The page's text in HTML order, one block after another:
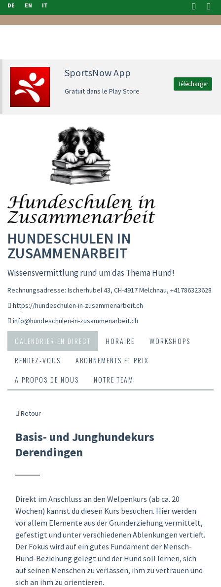
DE EN IT
SportsNow App
Gratuit dans le Play Store
Télécharger
HUNDESCHULEN IN
ZUSAMMENARBEIT
Wissensvermittlung rund um das Thema Hund!
Rechnungsadresse: Ischerhubel 43, CH-4917 Melchnau, +41786323628
https://hundeschulen-in-zusammenarbeit.ch
info@hundeschulen-in-zusammenarbeit.ch
CALENDRIER EN DIRECT HORAIRE
WORKSHOPS
RENDEZ-VOUS
ABONNEMENTS ET PRIX
A PROPOS DE NOUS
NOTRE TEAM
Retour
Basis- und Junghundekurs
Derendingen
Direkt im Anschluss an den Welpenkurs (ab ca. 20
Wochen) kannst du diesen Kurs besuchen. Hier werden
vor allem Elemente aus der Grunderziehung vermittelt,
gefestigt und unter verschiedenen Ablenkungen vertieft.
Der Fokus wird auf ein gutes Fundament der Mensch-
Hund-Beziehung gelegt und der Hund soll lernen, sich
auf seinen Menschen zu verlassen, ihm zu vertrauen und
sich an ihm zu orientieren.